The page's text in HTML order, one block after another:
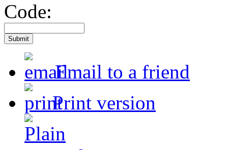
Code:
Email to a friend
Print version